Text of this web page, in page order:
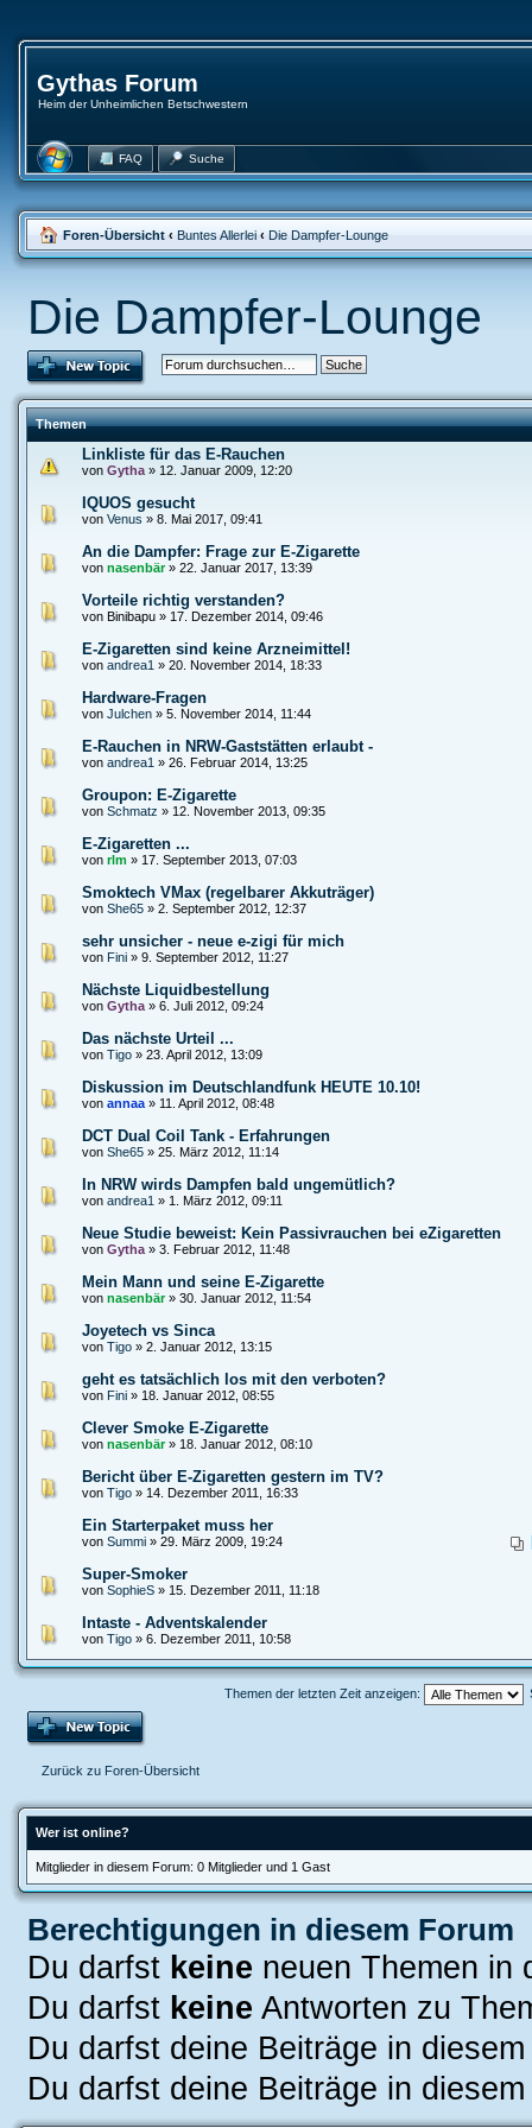
Gythas Forum
Heim der Unheimlichen Betschwestern
FAQ Suche
Foren-Übersicht ‹ Buntes Allerlei ‹ Die Dampfer-Lounge
Die Dampfer-Lounge
Themen
Linkliste für das E-Rauchen
von Gytha» 12. Januar 2009, 12:20
IQUOS gesucht
von Venus » 8. Mai 2017, 09:41
An die Dampfer: Frage zur E-Zigarette
von nasenbär» 22. Januar 2017, 13:39
Vorteile richtig verstanden?
von Binibapu » 17. Dezember 2014, 09:46
E-Zigaretten sind keine Arzneimittel!
von andrea1 » 20. November 2014, 18:33
Hardware-Fragen
von Julchen» 5. November 2014, 11:44
E-Rauchen in NRW-Gaststätten erlaubt -
von andrea1 » 26. Februar 2014, 13:25
Groupon: E-Zigarette
von Schmatz » 12. November 2013, 09:35
E-Zigaretten ...
von rlm » 17. September 2013, 07:03
Smoktech VMax (regelbarer Akkuträger)
von She65» 2. September 2012, 12:37
sehr unsicher - neue e-zigi für mich
von Fini» 9. September 2012, 11:27
Nächste Liquidbestellung
von Gytha» 6. Juli 2012, 09:24
Das nächste Urteil ...
von Tigo» 23. April 2012, 13:09
Diskussion im Deutschlandfunk HEUTE 10.10!
von annaa» 11. April 2012, 08:48
DCT Dual Coil Tank - Erfahrungen
von She65» 25. März 2012, 11:14
In NRW wirds Dampfen bald ungemütlich?
von andrea1 » 1. März 2012, 09:11
Neue Studie beweist: Kein Passivrauchen bei eZigaretten
von Gytha» 3. Februar 2012, 11:48
Mein Mann und seine E-Zigarette
von nasenbär» 30. Januar 2012, 11:54
Joyetech vs Sinca
von Tigo» 2. Januar 2012, 13:15
geht es tatsächlich los mit den verboten?
von Fini» 18. Januar 2012, 08:55
Clever Smoke E-Zigarette
von nasenbär» 18. Januar 2012, 08:10
Bericht über E-Zigaretten gestern im TV?
von Tigo» 14. Dezember 2011, 16:33
Ein Starterpaket muss her
von Summi» 29. März 2009, 19:24
Super-Smoker
von SophieS» 15. Dezember 2011, 11:18
Intaste - Adventskalender
von Tigo» 6. Dezember 2011, 10:58
Themen der letzten Zeit anzeigen:
Zurück zu Foren-Übersicht
Wer ist online?
Mitglieder in diesem Forum: 0 Mitglieder und 1 Gast
Berechtigungen in diesem Forum
Du darfst keine neuen Themen in
Du darfst keine Antworten zu
Du darfst deine Beiträge in
Du darfst deine Beiträge in